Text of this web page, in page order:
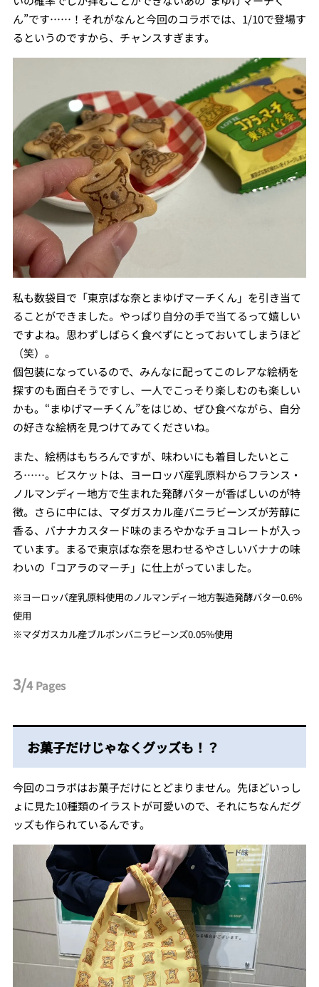
ん”です……！それがなんと今回のコラボでは、1/10で登場す
るというのですから、チャンスすぎます。
私も数袋目で「東京ばな奈とまゆげマーチくん」を引き当て
ることができました。やっぱり自分の手で当てるって嬉しい
ですよね。思わずしばらく食べずにとっておいてしまうほど
（笑）。
個包装になっているので、みんなに配ってこのレアな絵柄を
探すのも面白そうですし、一人でこっそり楽しむのも楽しい
かも。“まゆげマーチくん”をはじめ、ぜひ食べながら、自分
の好きな絵柄を見つけてみてくださいね。
また、絵柄はもちろんですが、味わいにも着目したいとこ
ろ……。ビスケットは、ヨーロッパ産乳原料からフランス・
ノルマンディー地方で生まれた発酵バターが香ばしいのが特
徴。さらに中には、マダガスカル産バニラビーンズが芳醇に
香る、バナナカスタード味のまろやかなチョコレートが入っ
ています。まるで東京ばな奈を思わせるやさしいバナナの味
わいの「コアラのマーチ」に仕上がっていました。
※ヨーロッパ産乳原料使用のノルマンディー地方製造発酵バター0.6%
使用
※マダガスカル産ブルボンバニラビーンズ0.05%使用
3/4Pages
お菓子だけじゃなくグッズも！？
今回のコラボはお菓子だけにとどまりません。先ほどいっし
ょに見た10種類のイラストが可愛いので、それにちなんだグ
ッズも作られているんです。